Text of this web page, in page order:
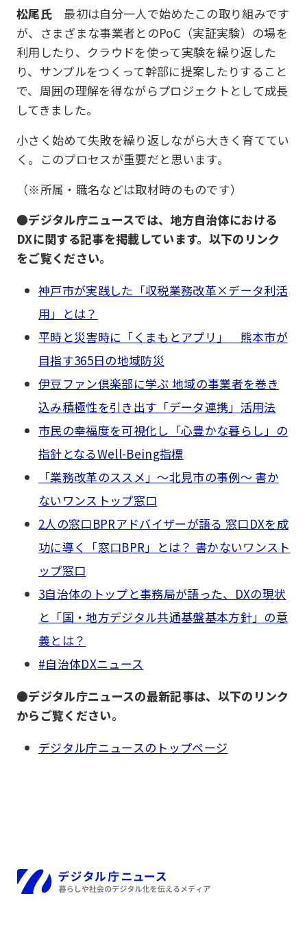
松尾氏 最初は自分一人で始めたこの取り組みです
が、さまざまな事業者とのPoC（実証実験）の場を
利用したり、クラウドを使って実験を繰り返した
り、サンプルをつくって幹部に提案したりすること
で、周囲の理解を得ながらプロジェクトとして成長
してきました。
小さく始めて失敗を繰り返しながら大きく育ててい
く。このプロセスが重要だと思います。
（※所属・職名などは取材時のものです）
●デジタル庁ニュースでは、地方自治体における
DXに関する記事を掲載しています。以下のリンク
をご覧ください。
神戸市が実践した「収税業務改革×データ利活
用」とは？
平時と災害時に「くまもとアプリ」 熊本市が
目指す365日の地域防災
伊豆ファン倶楽部に学ぶ 地域の事業者を巻き
込み積極性を引き出す「データ連携」活用法
市民の幸福度を可視化し「心豊かな暮らし」の
指針となるWell-Being指標
「業務改革のススメ」～北見市の事例～ 書か
ないワンストップ窓口
2人の窓口BPRアドバイザーが語る 窓口DXを成
功に導く「窓口BPR」とは？ 書かないワンスト
ップ窓口
3自治体のトップと事務局が語った、DXの現状
と「国・地方デジタル共通基盤基本方針」の意
義とは？
#自治体DXニュース
●デジタル庁ニュースの最新記事は、以下のリンク
からご覧ください。
デジタル庁ニュースのトップページ
ホーム